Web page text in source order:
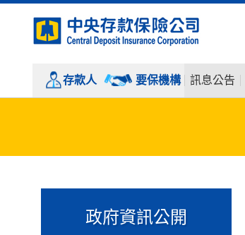
存款人 要保機構 訊息公告
政府資訊公開